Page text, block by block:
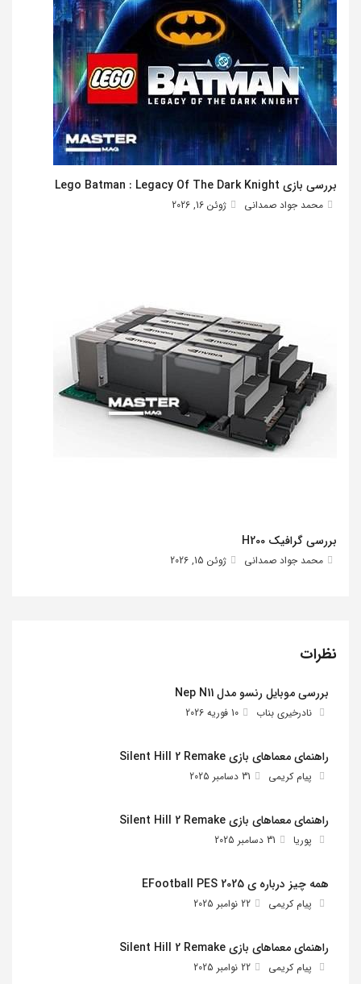
بررسی بازی Lego Batman : Legacy Of The Dark Knight
محمد جواد صمدانی ژوئن 16, 2026
بررسی گرافیک H200
محمد جواد صمدانی ژوئن 15, 2026
نظرات
بررسی موبایل رنسو مدل Nep N11
نادرخیری بناب 10 فوریه 2026
راهنمای معماهای بازی Silent Hill 2 Remake
پیام کریمی 31 دسامبر 2025
راهنمای معماهای بازی Silent Hill 2 Remake
پوریا 31 دسامبر 2025
همه چیز درباره ی EFootball PES 2025
پیام کریمی 22 نوامبر 2025
راهنمای معماهای بازی Silent Hill 2 Remake
پیام کریمی 22 نوامبر 2025